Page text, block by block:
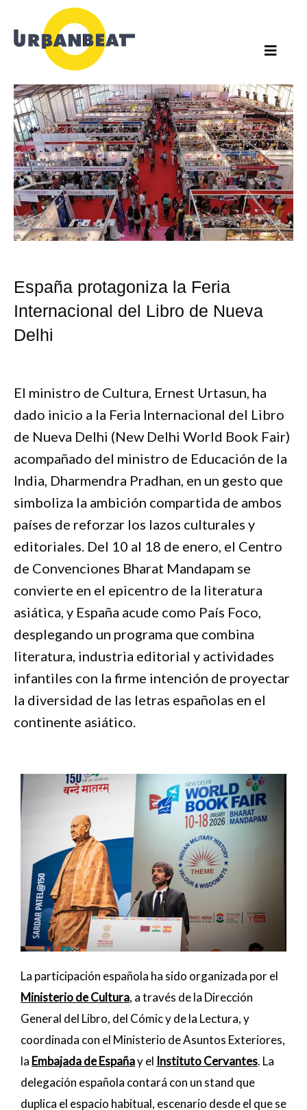
contenido
España protagoniza la Feria
Internacional del Libro de Nueva
Delhi
El ministro de Cultura, Ernest Urtasun, ha
dado inicio a la Feria Internacional del Libro
de Nueva Delhi (New Delhi World Book Fair)
acompañado del ministro de Educación de la
India, Dharmendra Pradhan, en un gesto que
simboliza la ambición compartida de ambos
países de reforzar los lazos culturales y
editoriales. Del 10 al 18 de enero, el Centro
de Convenciones Bharat Mandapam se
convierte en el epicentro de la literatura
asiática, y España acude como País Foco,
desplegando un programa que combina
literatura, industria editorial y actividades
infantiles con la firme intención de proyectar
la diversidad de las letras españolas en el
continente asiático.
La participación española ha sido organizada por el
Ministerio de Cultura, a través de la Dirección
General del Libro, del Cómic y de la Lectura, y
coordinada con el Ministerio de Asuntos Exteriores,
la Embajada de Españay el Instituto Cervantes. La
delegación española contará con un stand que
duplica el espacio habitual, escenario desde el que se